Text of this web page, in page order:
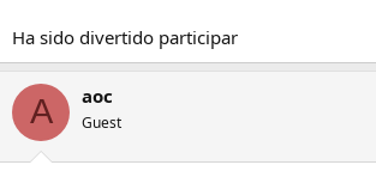
Ha sido divertido participar
A aoc
Guest